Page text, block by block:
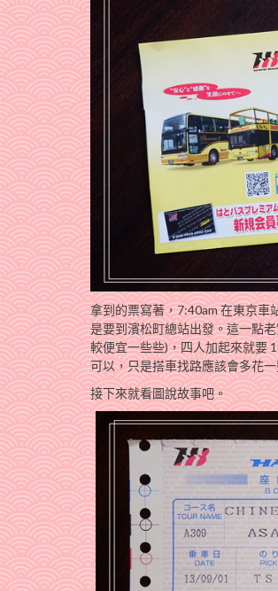
拿到的票寫著，7:40am 在東京車
是要到濱松町總站出發。這一點
較便宜一些些)，四人加起來就要
可以，只是搭車找路應該會多花
接下來就看圖說故事吧。